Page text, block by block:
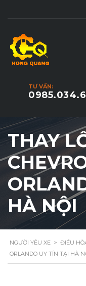
TƯ VẤN:
THAY
HÀ NỘI
NGƯỜI YÊU XE > ĐIỀU
ORLANDO UY TÍN TẠI HÀ